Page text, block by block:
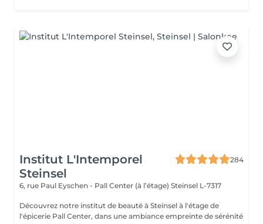
Institut L'Intemporel
Steinsel
284
6, rue Paul Eyschen - Pall Center (à l’étage) Steinsel L-7317
Découvrez notre institut de beauté à Steinsel à l'étage de
l'épicerie Pall Center, dans une ambiance empreinte de sérénité